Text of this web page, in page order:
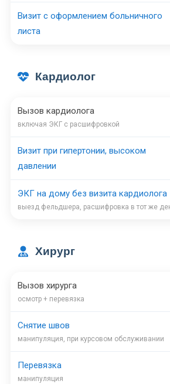
Визит с оформлением больничного
листа
Кардиолог
Вызов кардиолога
включая ЭКГ с расшифровкой
Визит при гипертонии, высоком
давлении
ЭКГ на дому без визита кардиолога
выезд фельдшера, расшифровка в тот же
Хирург
Вызов хирурга
осмотр + перевязка
Снятие швов
манипуляция, при курсовом обслуживании
Перевязка
манипуляция